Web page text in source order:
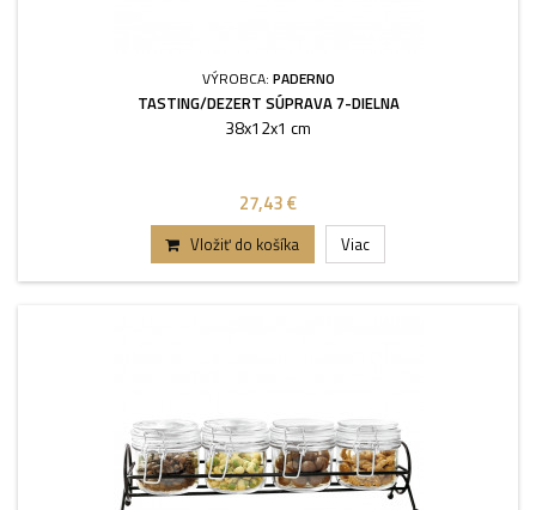
VÝROBCA: PADERNO
TASTING/DEZERT SÚPRAVA 7-DIELNA
38x12x1 cm
27,43 €
Vložiť do košíka Viac